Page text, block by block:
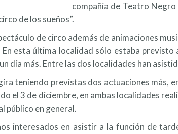
compañía de Teatro
de los sueños”.
de circo además de animaciones
esta última localidad sólo estaba
día más. Entre las dos localidades han
teniendo previstas dos actuaciones más,
el 3 de diciembre, en ambas localidades
público en general.
interesados en asistir a la función de